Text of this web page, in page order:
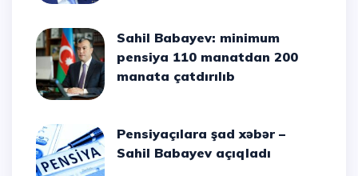
Sahil Babayev: minimum
pensiya 110 manatdan 200
manata çatdırılıb
Pensiyaçılara şad xəbər –
Sahil Babayev açıqladı